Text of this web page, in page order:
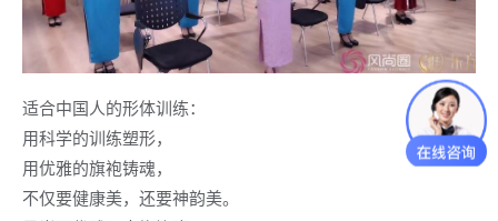
适合中国人的形体训练：
用科学的训练塑形，
用优雅的旗袍铸魂，
不仅要健康美，还要神韵美。